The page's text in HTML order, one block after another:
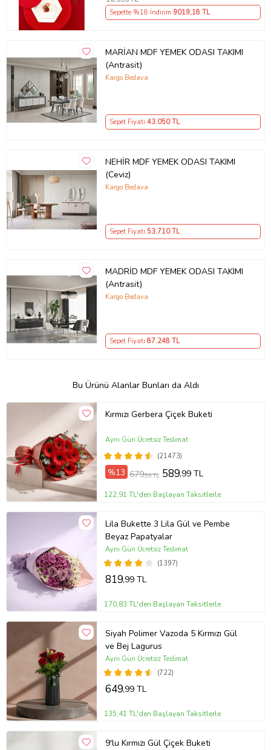
Sepette %18 İndirim 9019,18 TL
MARİAN MDF YEMEK ODASI TAKIMI
(Antrasit)
Kargo Bedava
Sepet Fiyatı 43.050TL
NEHİR MDF YEMEK ODASI TAKIMI
(Ceviz)
Kargo Bedava
Sepet Fiyatı 53.710TL
MADRİD MDF YEMEK ODASI TAKIMI
(Antrasit)
Kargo Bedava
Sepet Fiyatı 87.248TL
Bu Ürünü Alanlar Bunları da Aldı
Kırmızı Gerbera Çiçek Buketi
(21473)
Aynı Gün Ücretsiz Teslimat
%13 679,99 TL 589,99 TL
122,91 TL'den Başlayan Taksitlerle
Lila Bukette 3 Lila Gül ve Pembe
Beyaz Papatyalar
(1397)
Aynı Gün Ücretsiz Teslimat
819,99 TL
170,83 TL'den Başlayan Taksitlerle
Siyah Polimer Vazoda 5 Kırmızı Gül
ve Bej Lagurus
(722)
Aynı Gün Ücretsiz Teslimat
649,99 TL
135,41 TL'den Başlayan Taksitlerle
9'lu Kırmızı Gül Çiçek Buketi